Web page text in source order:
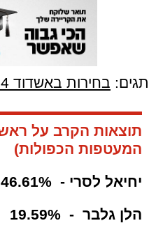
תגים: בחירות באשדוד 2024
תוצאות הקרב על
המעטפות הכפולות)
יחיאל לסרי - 46.61%
הלן גלבר - 19.59%